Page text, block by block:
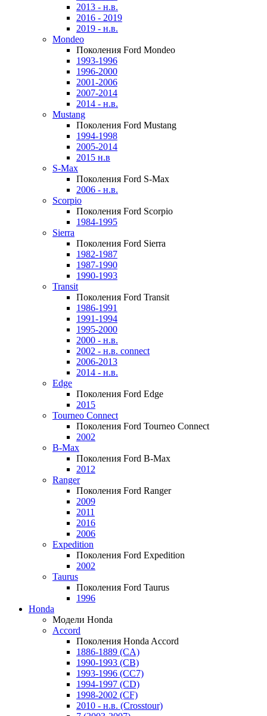
2013 - н.в.
2016 - 2019
2019 - н.в.
Mondeo
Поколения Ford Mondeo
1993-1996
1996-2000
2001-2006
2007-2014
2014 - н.в.
Mustang
Поколения Ford Mustang
1994-1998
2005-2014
2015 н.в
S-Max
Поколения Ford S-Max
2006 - н.в.
Scorpio
Поколения Ford Scorpio
1984-1995
Sierra
Поколения Ford Sierra
1982-1987
1987-1990
1990-1993
Transit
Поколения Ford Transit
1986-1991
1991-1994
1995-2000
2000 - н.в.
2002 - н.в. connect
2006-2013
2014 - н.в.
Edge
Поколения Ford Edge
2015
Tourneo Connect
Поколения Ford Tourneo Connect
2002
B-Max
Поколения Ford B-Max
2012
Ranger
Поколения Ford Ranger
2009
2011
2016
2006
Expedition
Поколения Ford Expedition
2002
Taurus
Поколения Ford Taurus
1996
Honda
Модели Honda
Accord
Поколения Honda Accord
1886-1889 (CA)
1990-1993 (CB)
1993-1996 (CC7)
1994-1997 (CD)
1998-2002 (CF)
2010 - н.в. (Crosstour)